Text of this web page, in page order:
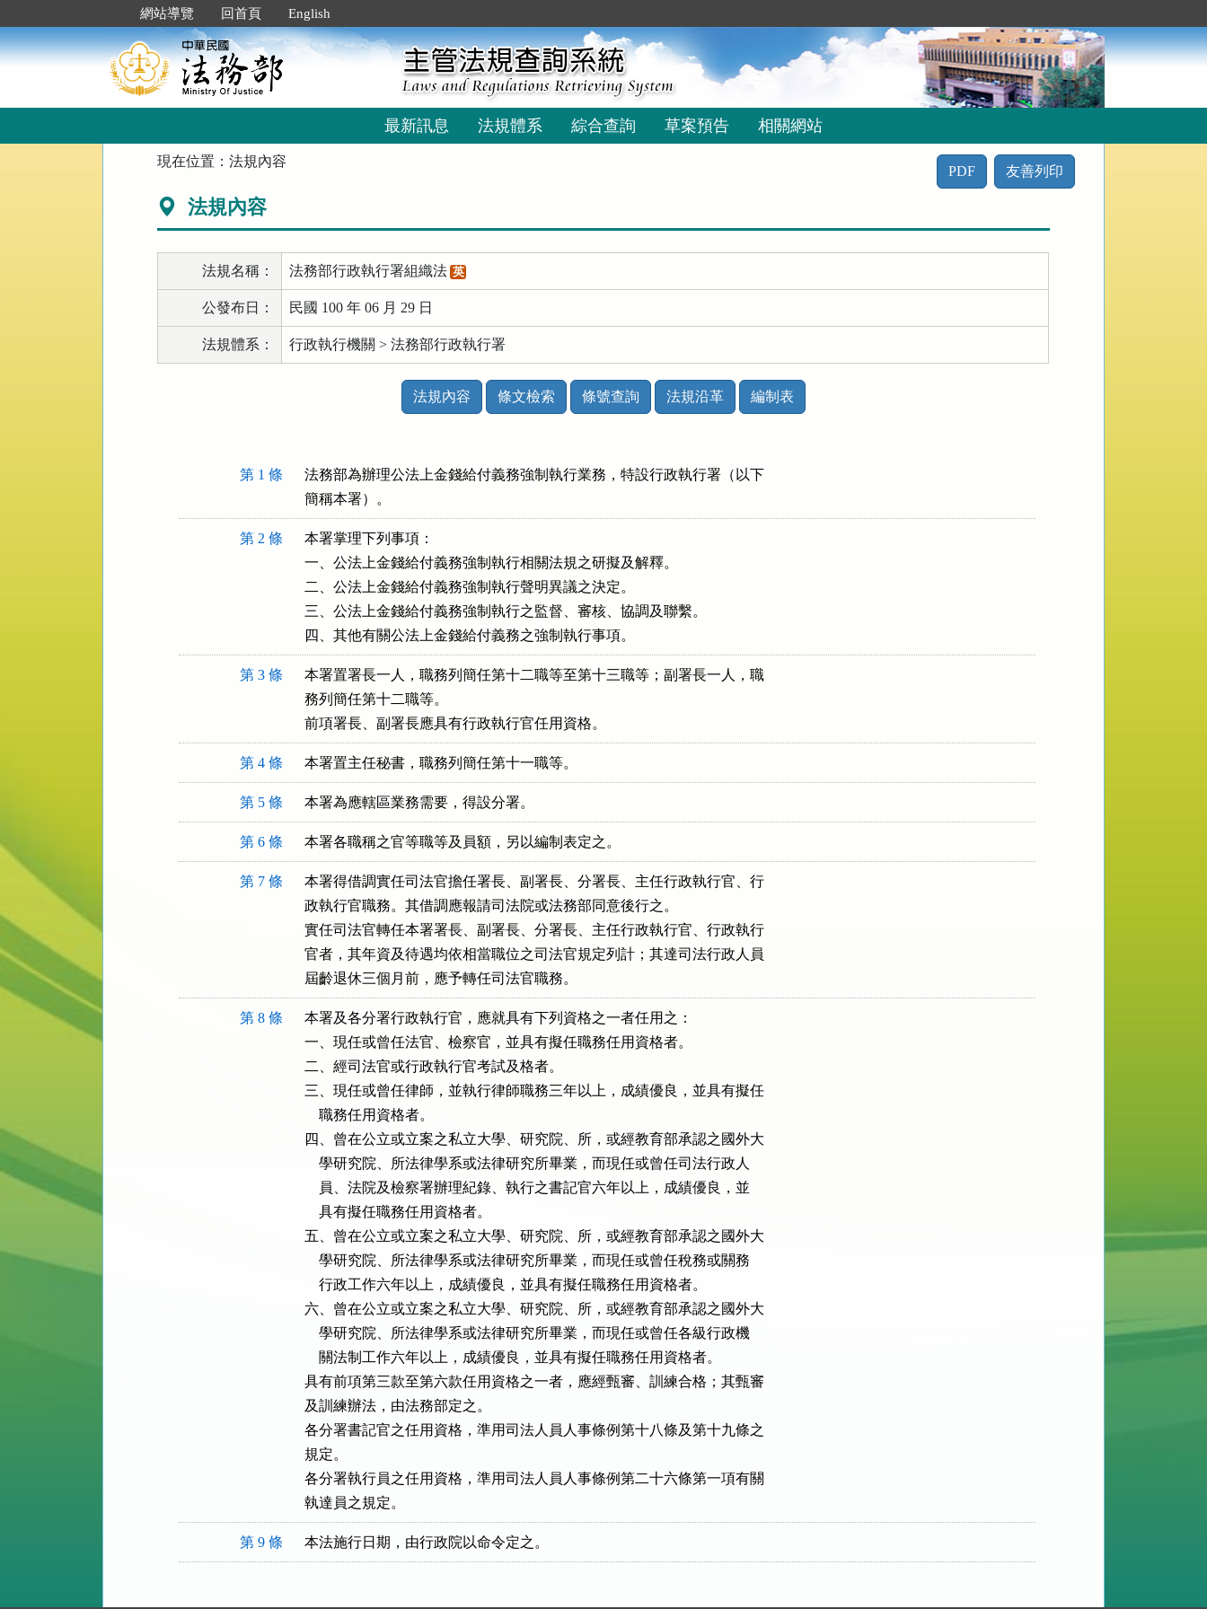
到
主
要
網站導覽 回首頁 English
最新訊息 法規體系 綜合查詢 草案預告 相關網站
現在位置：法規內容
PDF 友善列印
法規內容
法規名稱： 法務部行政執行署組織法 英
公發布日： 民國 100 年 06 月 29 日
法規體系： 行政執行機關 > 法務部行政執行署
法規內容 條文檢索 條號查詢 法規沿革 編制表
第 1 條
法務部為辦理公法上金錢給付義務強制執行業務，特設行政執行署（以下
簡稱本署）。
第 2 條
本署掌理下列事項：
一、公法上金錢給付義務強制執行相關法規之研擬及解釋。
二、公法上金錢給付義務強制執行聲明異議之決定。
三、公法上金錢給付義務強制執行之監督、審核、協調及聯繫。
四、其他有關公法上金錢給付義務之強制執行事項。
第 3 條
本署置署長一人，職務列簡任第十二職等至第十三職等；副署長一人，職
務列簡任第十二職等。
前項署長、副署長應具有行政執行官任用資格。
第 4 條 本署置主任秘書，職務列簡任第十一職等。
第 5 條 本署為應轄區業務需要，得設分署。
第 6 條 本署各職稱之官等職等及員額，另以編制表定之。
第 7 條
本署得借調實任司法官擔任署長、副署長、分署長、主任行政執行官、行
政執行官職務。其借調應報請司法院或法務部同意後行之。
實任司法官轉任本署署長、副署長、分署長、主任行政執行官、行政執行
官者，其年資及待遇均依相當職位之司法官規定列計；其達司法行政人員
屆齡退休三個月前，應予轉任司法官職務。
第 8 條
本署及各分署行政執行官，應就具有下列資格之一者任用之：
一、現任或曾任法官、檢察官，並具有擬任職務任用資格者。
二、經司法官或行政執行官考試及格者。
三、現任或曾任律師，並執行律師職務三年以上，成績優良，並具有擬任
    職務任用資格者。
四、曾在公立或立案之私立大學、研究院、所，或經教育部承認之國外大
    學研究院、所法律學系或法律研究所畢業，而現任或曾任司法行政人
    員、法院及檢察署辦理紀錄、執行之書記官六年以上，成績優良，並
    具有擬任職務任用資格者。
五、曾在公立或立案之私立大學、研究院、所，或經教育部承認之國外大
    學研究院、所法律學系或法律研究所畢業，而現任或曾任稅務或關務
    行政工作六年以上，成績優良，並具有擬任職務任用資格者。
六、曾在公立或立案之私立大學、研究院、所，或經教育部承認之國外大
    學研究院、所法律學系或法律研究所畢業，而現任或曾任各級行政機
    關法制工作六年以上，成績優良，並具有擬任職務任用資格者。
具有前項第三款至第六款任用資格之一者，應經甄審、訓練合格；其甄審
及訓練辦法，由法務部定之。
各分署書記官之任用資格，準用司法人員人事條例第十八條及第十九條之
規定。
各分署執行員之任用資格，準用司法人員人事條例第二十六條第一項有關
執達員之規定。
第 9 條 本法施行日期，由行政院以命令定之。